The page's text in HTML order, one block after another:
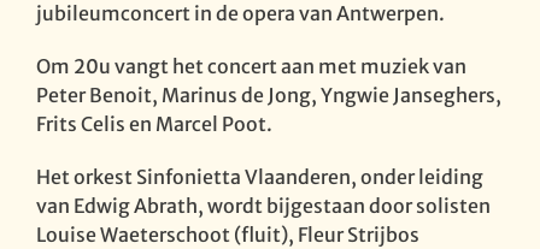
jubileumconcert in de opera van Antwerpen.
Om 20u vangt het concert aan met muziek van
Peter Benoit, Marinus de Jong, Yngwie Janseghers,
Frits Celis en Marcel Poot.
Het orkest Sinfonietta Vlaanderen, onder leiding
van Edwig Abrath, wordt bijgestaan door solisten
Louise Waeterschoot (fluit), Fleur Strijbos